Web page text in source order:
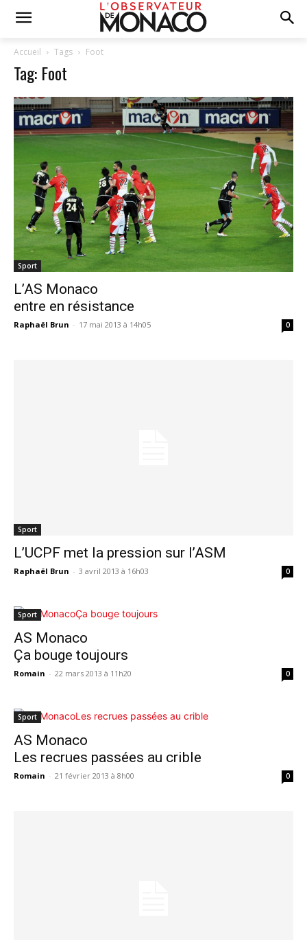
Accueil Tags Foot
Tag: Foot
Sport
L’AS Monaco
entre en résistance
Raphaël Brun - 17 mai 2013 à 14h05 0
Sport
L’UCPF met la pression sur l’ASM
Raphaël Brun - 3 avril 2013 à 16h03 0
Sport
AS Monaco
Ça bouge toujours
Romain - 22 mars 2013 à 11h20 0
Sport
AS Monaco
Les recrues passées au crible
Romain - 21 février 2013 à 8h00 0